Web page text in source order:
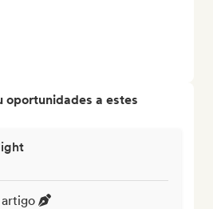
oportunidades a estes
artigo